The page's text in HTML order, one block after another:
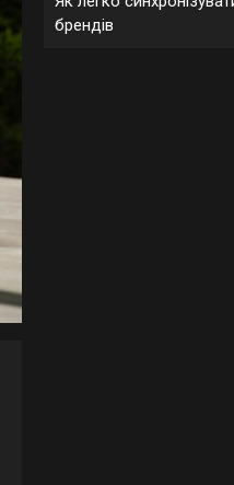
брендів